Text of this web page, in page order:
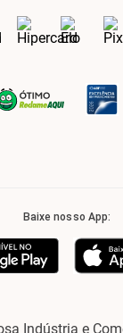
Baixe nosso App:
Indústria e